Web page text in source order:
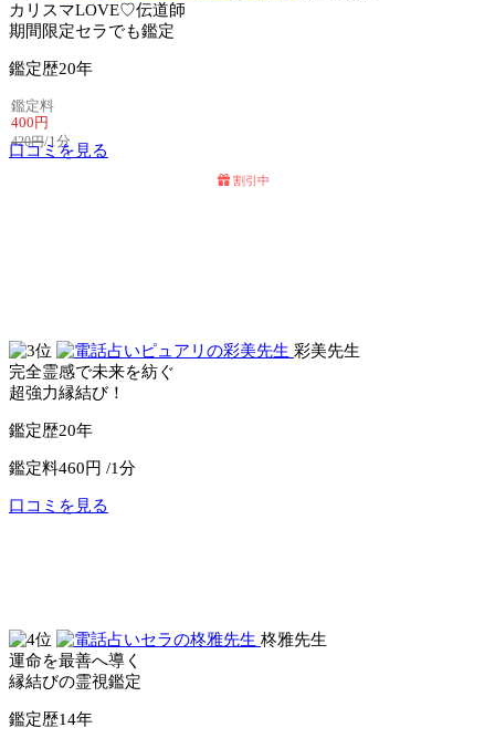
カリスマLOVE♡伝道師
期間限定セラでも鑑定
鑑定歴20年
鑑定料
400円
420円/1分
口コミを見る
割引中
彩美先生
完全霊感で未来を紡ぐ
超強力縁結び！
鑑定歴20年
鑑定料460円 /1分
口コミを見る
柊雅先生
運命を最善へ導く
縁結びの霊視鑑定
鑑定歴14年